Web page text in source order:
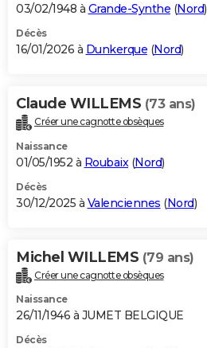
03/02/1948 à Grande-Synthe (Nord)
Décès
16/01/2026 à Dunkerque (Nord)
Claude WILLEMS (73 ans)
Créer une cagnotte obsèques
Naissance
01/05/1952 à Roubaix (Nord)
Décès
30/12/2025 à Valenciennes (Nord)
Michel WILLEMS (79 ans)
Créer une cagnotte obsèques
Naissance
26/11/1946 à JUMET BELGIQUE
Décès